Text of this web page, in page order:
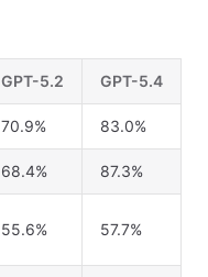
GPT-5.2 GPT-5.4
70.9% 83.0%
68.4% 87.3%
55.6% 57.7%